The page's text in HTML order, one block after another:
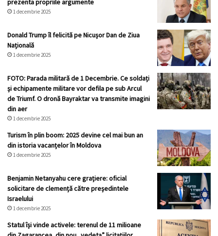
prezenta propriile argumente
1 decembrie 2025
Donald Trump îl felicită pe Nicușor Dan de Ziua
Națională
1 decembrie 2025
FOTO: Parada militară de 1 Decembrie. Ce soldați
și echipamente militare vor defila pe sub Arcul
de Triumf. O dronă Bayraktar va transmite imagini
din aer
1 decembrie 2025
Turism în plin boom: 2025 devine cel mai bun an
din istoria vacanțelor în Moldova
1 decembrie 2025
Benjamin Netanyahu cere grațiere: oficial
solicitare de clemență către președintele
Israelului
1 decembrie 2025
Statul își vinde activele: terenul de 11 milioane